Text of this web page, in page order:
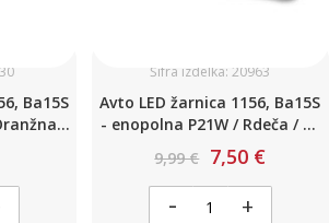
Ba15S
/
Šifra izdelka: 20963
Avto LED žarnica 1156, Ba15S
- enopolna P21W / Rdeča / 33
LED / 4,5W DC12V / Canbus
9,99 € 7,50 €
- +